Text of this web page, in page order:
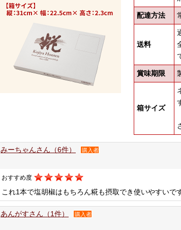
配達方法
送料
賞味期限
箱サイズ
みーちゃんさん（6件） 購入者
おすすめ度
これ1本で塩胡椒はもちろん糀も摂取でき使いやすいです
あんがすさん（1件） 購入者